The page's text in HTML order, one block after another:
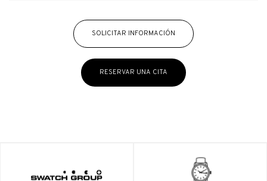
SOLICITAR INFORMACIÓN
RESERVAR UNA CITA